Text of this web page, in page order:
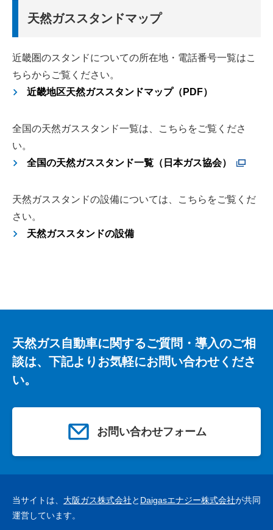
天然ガススタンドマップ
近畿圏のスタンドについての所在地・電話番号一覧はこ
ちらからご覧ください。
近畿地区天然ガススタンドマップ（PDF）
全国の天然ガススタンド一覧は、こちらをご覧くださ
い。
全国の天然ガススタンド一覧（日本ガス協会）
天然ガススタンドの設備については、こちらをご覧くだ
さい。
天然ガススタンドの設備
天然ガス自動車に関するご質問・導入のご相
談は、下記よりお気軽にお問い合わせくださ
い。
お問い合わせフォーム
当サイトは、 大阪ガス株式会社と Daigasエナジー株式会社が共同
運営しています。